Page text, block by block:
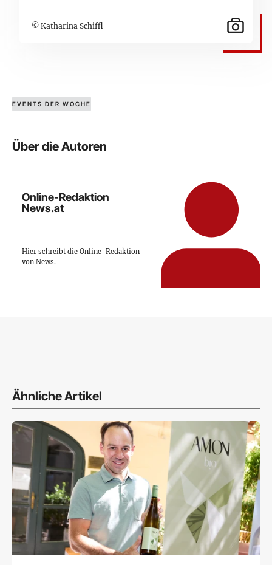
© Katharina Schiffl
EVENTS DER WOCHE
Über die Autoren
Online-Redaktion
News.at
Hier schreibt die Online-Redaktion
von News.
Ähnliche Artikel